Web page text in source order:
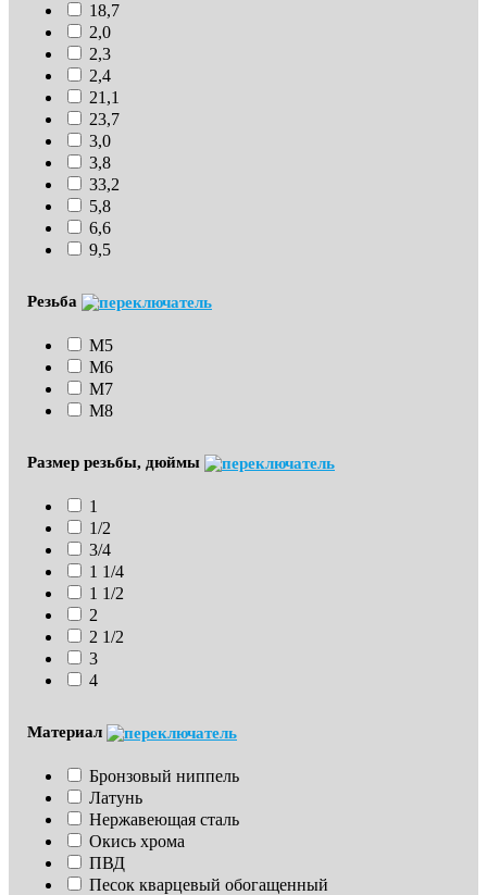
18,7
2,0
2,3
2,4
21,1
23,7
3,0
3,8
33,2
5,8
6,6
9,5
Резьба
М5
М6
М7
М8
Размер резьбы, дюймы
1
1/2
3/4
1 1/4
1 1/2
2
2 1/2
3
4
Материал
Бронзовый ниппель
Латунь
Нержавеющая сталь
Окись хрома
ПВД
Песок кварцевый обогащенный